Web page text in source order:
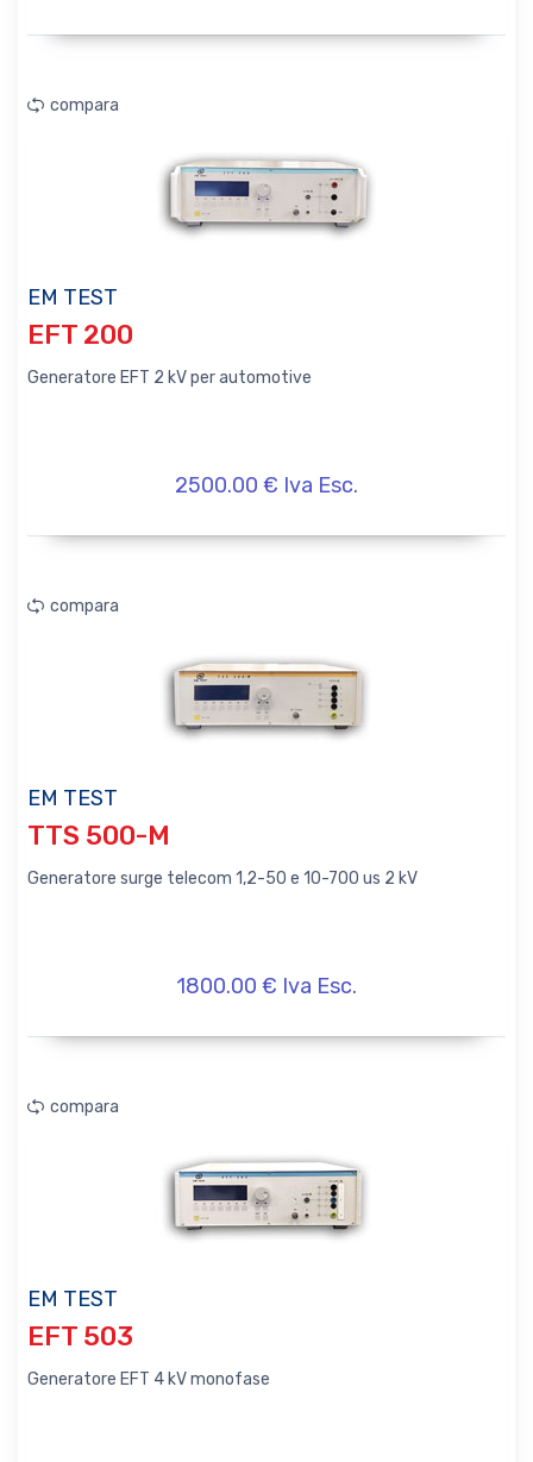
compara
EM TEST
EFT 200
Generatore EFT 2 kV per automotive
2500.00 € Iva Esc.
compara
EM TEST
TTS 500-M
Generatore surge telecom 1,2-50 e 10-700 us 2 kV
1800.00 € Iva Esc.
compara
EM TEST
EFT 503
Generatore EFT 4 kV monofase